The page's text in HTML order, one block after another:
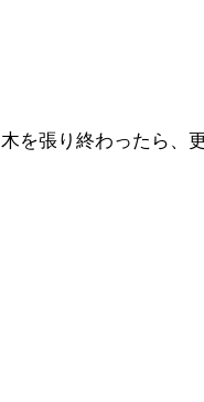
木を張り終わったら、